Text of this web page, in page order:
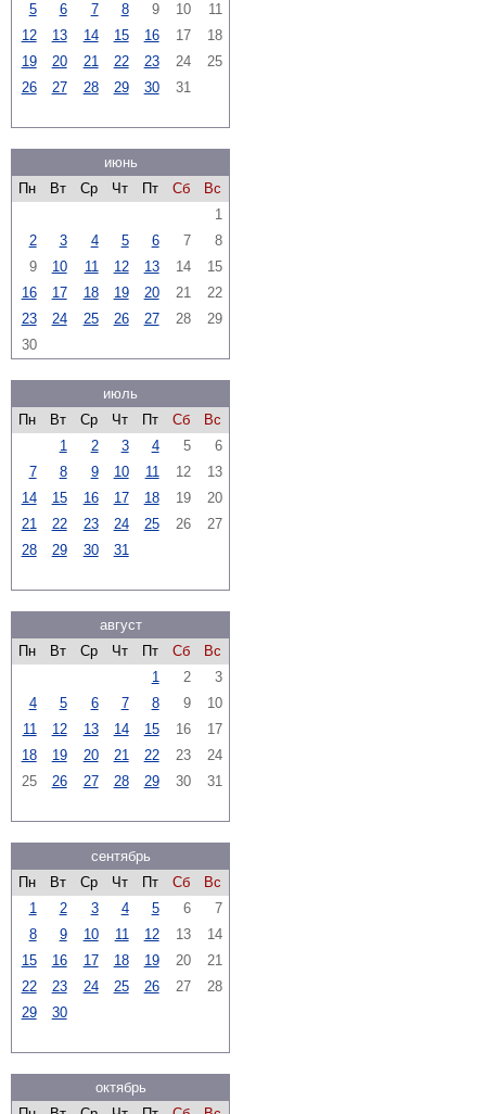
5
6 7 8 9 10
11
12
13 14 15 16 17
18
19
20 21 22 23 24
25
26
27 28 29 30 31
июнь
Пн
Вт Ср Чт Пт Сб
Вс
1
2
3 4 5 6 7
8
9
10 11 12 13 14
15
16
17 18 19 20 21
22
23
24 25 26 27 28
29
30
июль
Пн
Вт Ср Чт Пт Сб
Вс
1
2 3 4 5
6
7
8 9 10 11 12
13
14
15 16 17 18 19
20
21
22 23 24 25 26
27
28
29 30 31
август
Пн
Вт Ср Чт Пт Сб
Вс
1
2
3
4
5 6 7 8 9
10
11
12 13 14 15 16
17
18
19 20 21 22 23
24
25
26 27 28 29 30 31
сентябрь
Пн
Вт Ср Чт Пт Сб
Вс
1
2 3 4 5 6
7
8
9 10 11 12 13
14
15
16 17 18 19 20
21
22
23 24 25 26 27
28
29
30
октябрь